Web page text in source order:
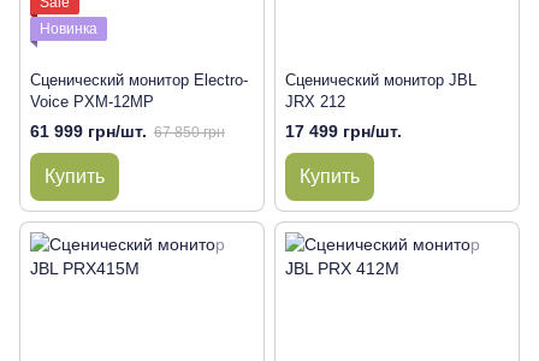
Новинка
Сценический монитор Electro-
Voice PXM-12MP
61 999 грн/шт. 67 850 грн
Купить
Сценический монитор JBL
JRX 212
17 499 грн/шт.
Купить